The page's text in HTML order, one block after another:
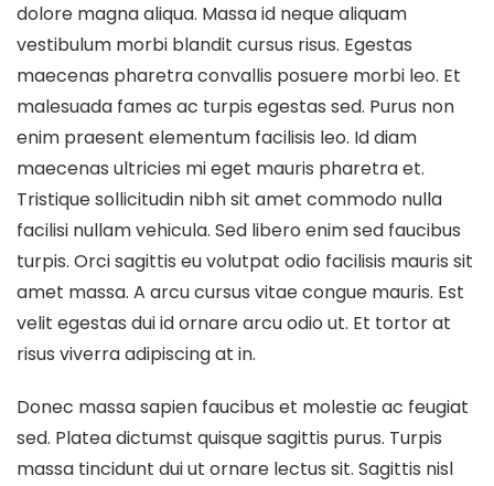
dolore magna aliqua. Massa id neque aliquam
vestibulum morbi blandit cursus risus. Egestas
maecenas pharetra convallis posuere morbi leo. Et
malesuada fames ac turpis egestas sed. Purus non
enim praesent elementum facilisis leo. Id diam
maecenas ultricies mi eget mauris pharetra et.
Tristique sollicitudin nibh sit amet commodo nulla
facilisi nullam vehicula. Sed libero enim sed faucibus
turpis. Orci sagittis eu volutpat odio facilisis mauris sit
amet massa. A arcu cursus vitae congue mauris. Est
velit egestas dui id ornare arcu odio ut. Et tortor at
risus viverra adipiscing at in.
Donec massa sapien faucibus et molestie ac feugiat
sed. Platea dictumst quisque sagittis purus. Turpis
massa tincidunt dui ut ornare lectus sit. Sagittis nisl